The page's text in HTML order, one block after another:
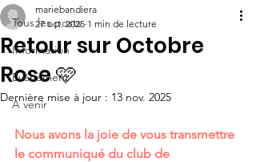
Tous les posts
Information
Evénement
A venir
Retour sur Octobre
Rose 🩷
mariebandiera
27 oct. 2025 1 min de lecture
Dernière mise à jour : 13 nov. 2025
Nous avons la joie de vous transmettre
le communiqué du club de